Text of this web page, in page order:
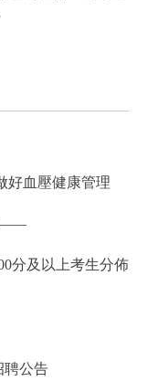
好血壓健康管理
——
分及以上考生分佈
聘公告